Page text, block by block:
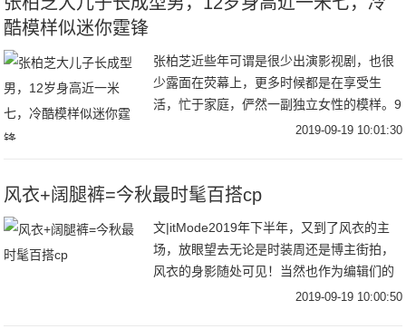
酷模样似迷你霆锋
张柏芝近些年可谓是很少出演影视剧，也很
少露面在荧幕上，更多时候都是在享受生
活，忙于家庭，俨然一副独立女性的模样。9
月18日，张柏芝在社交平台分享了自己出海
2019-09-19 10:01:30
风衣+阔腿裤=今秋最时髦百搭cp
文|itMode2019年下半年，又到了风衣的主
场，放眼望去无论是时装周还是博主街拍，
风衣的身影随处可见！当然也作为编辑们的
心头好，风衣当然是每年秋季不能避免的话
2019-09-19 10:00:50